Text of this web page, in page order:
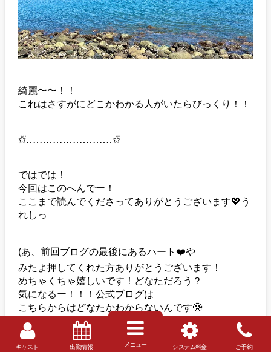
キャスト 出勤情報 メニュー システム料金 ご予約
綺麗〜〜！！
これはさすがにどこかわかる人がいたらびっくり！！
✩⃛‥‥‥‥‥‥‥‥‥‥‥‥‥✩⃛
ではでは！
今回はこのへんでー！
ここまで読んでくださってありがとうございます💖う
れしっ
(あ、前回ブログの最後にあるハート❤️や
みたよ押してくれた方ありがとうございます！
めちゃくちゃ嬉しいです！どなただろう？
気になるー！！！公式ブログは
こちらからはどなたかわからないんです🥲
愛を受け取った♡と思ってます、、！♡♡)